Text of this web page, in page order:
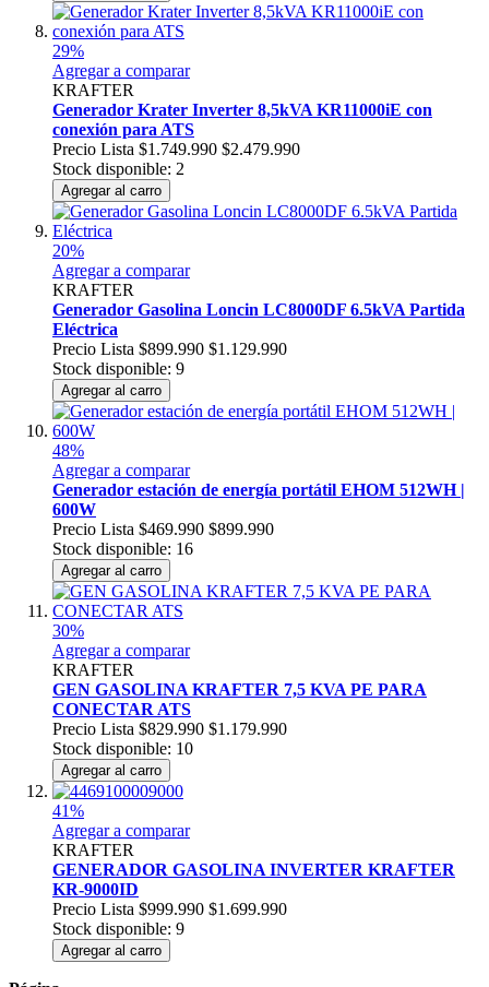
29%
Agregar a comparar
KRAFTER
Generador Krater Inverter 8,5kVA KR11000iE con
conexión para ATS
Precio Lista $1.749.990 $2.479.990
Stock disponible: 2
Agregar al carro
20%
Agregar a comparar
KRAFTER
Generador Gasolina Loncin LC8000DF 6.5kVA Partida
Eléctrica
Precio Lista $899.990 $1.129.990
Stock disponible: 9
Agregar al carro
48%
Agregar a comparar
Generador estación de energía portátil EHOM 512WH |
600W
Precio Lista $469.990 $899.990
Stock disponible: 16
Agregar al carro
30%
Agregar a comparar
KRAFTER
GEN GASOLINA KRAFTER 7,5 KVA PE PARA
CONECTAR ATS
Precio Lista $829.990 $1.179.990
Stock disponible: 10
Agregar al carro
41%
Agregar a comparar
KRAFTER
GENERADOR GASOLINA INVERTER KRAFTER
KR-9000ID
Precio Lista $999.990 $1.699.990
Stock disponible: 9
Agregar al carro